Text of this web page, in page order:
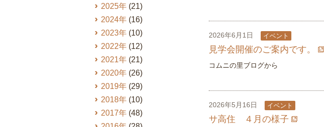
2026年6月1日 イベント
見学会開催のご案内です。
コムニの里ブログから
2026年5月16日 イベント
サ高住 ４月の様子
2025年 (21)
2024年 (16)
2023年 (10)
2022年 (12)
2021年 (21)
2020年 (26)
2019年 (29)
2018年 (10)
2017年 (48)